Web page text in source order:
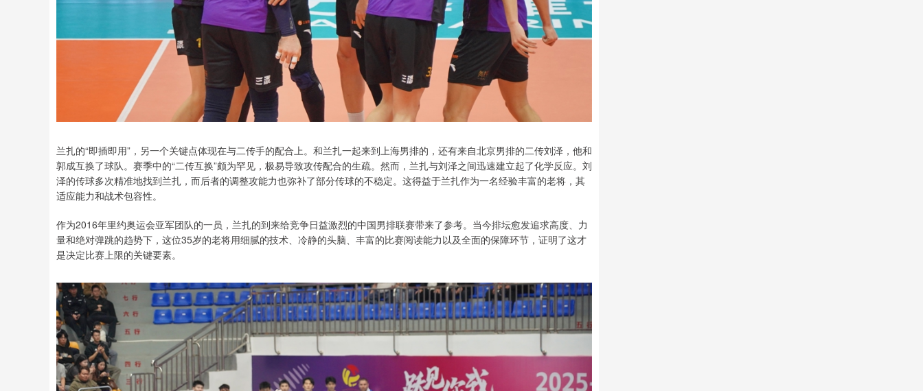
兰扎的“即插即用”，另一个关键点体现在与二传手的配合上。和兰扎一起来到上海男排的，还有来自北京男排的二传刘泽，他和
郭成互换了球队。赛季中的“二传互换”颇为罕见，极易导致攻传配合的生疏。然而，兰扎与刘泽之间迅速建立起了化学反应。刘
泽的传球多次精准地找到兰扎，而后者的调整攻能力也弥补了部分传球的不稳定。这得益于兰扎作为一名经验丰富的老将，其
适应能力和战术包容性。
作为2016年里约奥运会亚军团队的一员，兰扎的到来给竞争日益激烈的中国男排联赛带来了参考。当今排坛愈发追求高度、力
量和绝对弹跳的趋势下，这位35岁的老将用细腻的技术、冷静的头脑、丰富的比赛阅读能力以及全面的保障环节，证明了这才
是决定比赛上限的关键要素。